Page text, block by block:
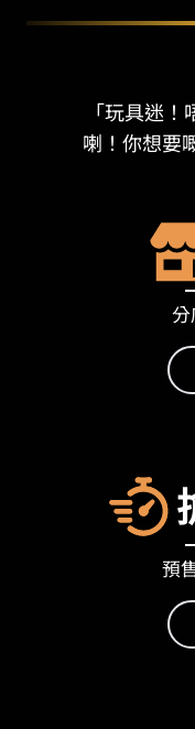
「玩具迷
喇！你想要
預